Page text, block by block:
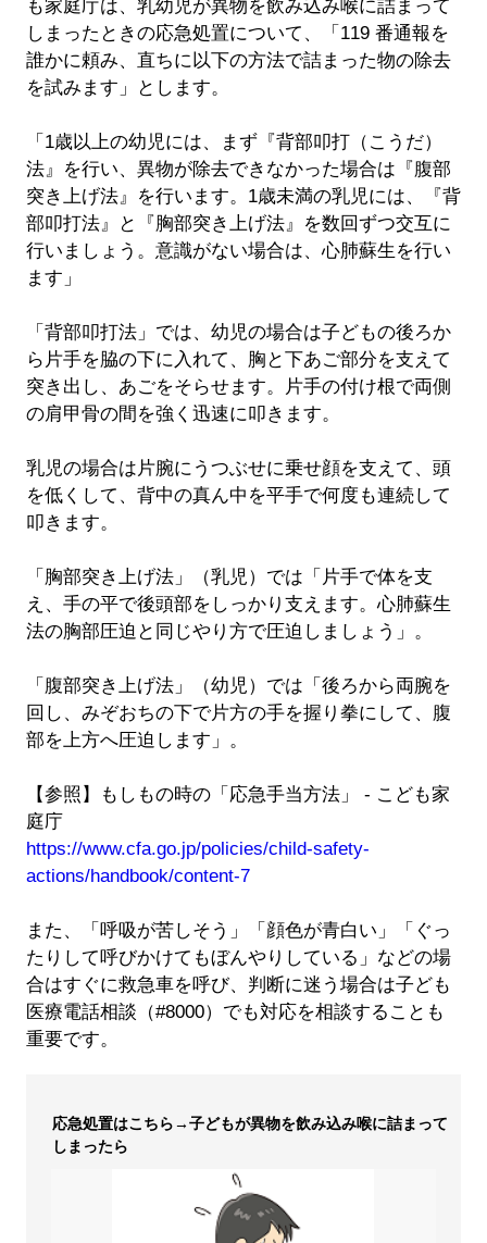
も家庭庁は、乳幼児が異物を飲み込み喉に詰まって
しまったときの応急処置について、「119 番通報を
誰かに頼み、直ちに以下の方法で詰まった物の除去
を試みます」とします。
「1歳以上の幼児には、まず『背部叩打（こうだ）
法』を行い、異物が除去できなかった場合は『腹部
突き上げ法』を行います。1歳未満の乳児には、『背
部叩打法』と『胸部突き上げ法』を数回ずつ交互に
行いましょう。意識がない場合は、心肺蘇生を行い
ます」
「背部叩打法」では、幼児の場合は子どもの後ろか
ら片手を脇の下に入れて、胸と下あご部分を支えて
突き出し、あごをそらせます。片手の付け根で両側
の肩甲骨の間を強く迅速に叩きます。
乳児の場合は片腕にうつぶせに乗せ顔を支えて、頭
を低くして、背中の真ん中を平手で何度も連続して
叩きます。
「胸部突き上げ法」（乳児）では「片手で体を支
え、手の平で後頭部をしっかり支えます。心肺蘇生
法の胸部圧迫と同じやり方で圧迫しましょう」。
「腹部突き上げ法」（幼児）では「後ろから両腕を
回し、みぞおちの下で片方の手を握り拳にして、腹
部を上方へ圧迫します」。
【参照】もしもの時の「応急手当方法」 - こども家
庭庁
https://www.cfa.go.jp/policies/child-safety-
actions/handbook/content-7
また、「呼吸が苦しそう」「顔色が青白い」「ぐっ
たりして呼びかけてもぼんやりしている」などの場
合はすぐに救急車を呼び、判断に迷う場合は子ども
医療電話相談（#8000）でも対応を相談することも
重要です。
応急処置はこちら→子どもが異物を飲み込み喉に詰まって
しまったら